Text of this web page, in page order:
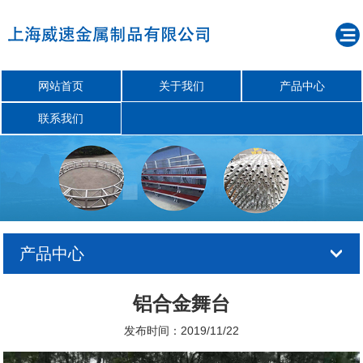
网站首页 关于我们 产品中心
联系我们
产品中心
铝合金舞台
发布时间：2019/11/22